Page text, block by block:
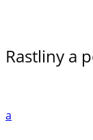
Rastliny a
a